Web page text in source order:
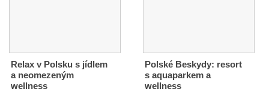
Relax v Polsku s jídlem
a neomezeným
wellness
Polské Beskydy: resort
s aquaparkem a
wellness